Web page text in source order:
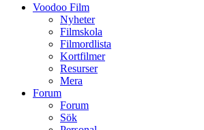
Voodoo Film
Nyheter
Filmskola
Filmordlista
Kortfilmer
Resurser
Mera
Forum
Forum
Sök